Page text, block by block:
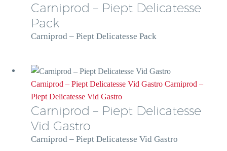
Carniprod – Piept Delicatesse
Pack
Carniprod – Piept Delicatesse Pack
Carniprod – Piept Delicatesse Vid Gastro Carniprod –
Piept Delicatesse Vid Gastro
Carniprod – Piept Delicatesse
Vid Gastro
Carniprod – Piept Delicatesse Vid Gastro